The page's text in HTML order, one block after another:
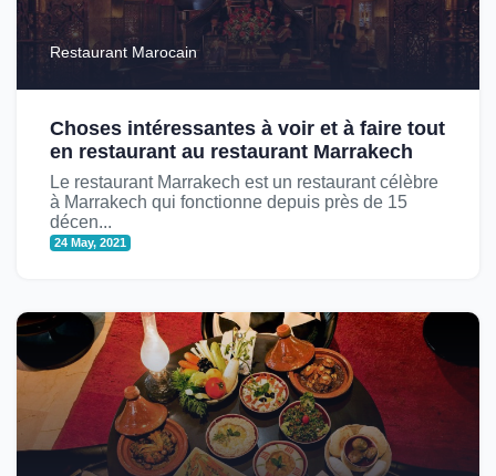
Restaurant Marocain
Choses intéressantes à voir et à faire tout
en restaurant au restaurant Marrakech
Le restaurant Marrakech est un restaurant célèbre
à Marrakech qui fonctionne depuis près de 15
décen...
24 May, 2021